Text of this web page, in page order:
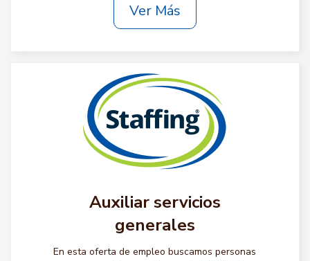
Ver Más
Auxiliar servicios
generales
En esta oferta de empleo buscamos personas